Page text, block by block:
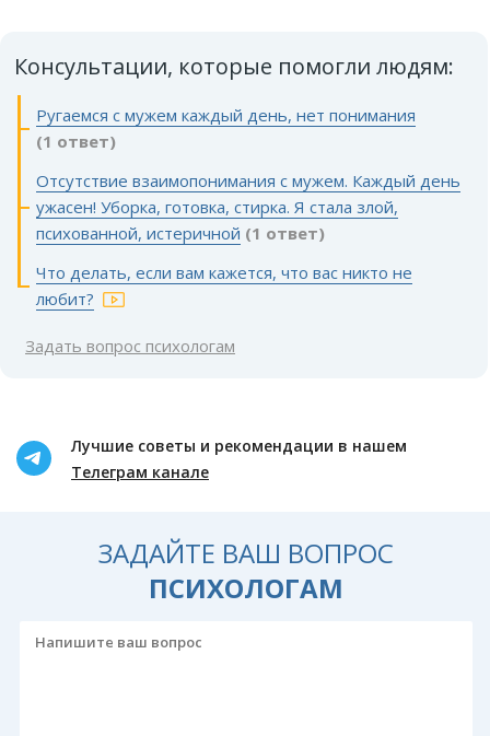
Консультации, которые помогли людям:
Ругаемся с мужем каждый день, нет понимания
(1 ответ)
Отсутствие взаимопонимания с мужем. Каждый день
ужасен! Уборка, готовка, стирка. Я стала злой,
психованной, истеричной (1 ответ)
Что делать, если вам кажется, что вас никто не
любит?
Задать вопрос психологам
Лучшие советы и рекомендации в нашем
Телеграм канале
ЗАДАЙТЕ ВАШ ВОПРОС
ПСИХОЛОГАМ